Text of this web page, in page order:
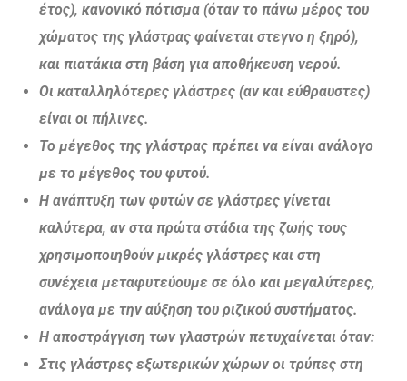
έτος), κανονικό πότισμα (όταν το πάνω μέρος του
χώματος της γλάστρας φαίνεται στεγνο η ξηρό),
και πιατάκια στη βάση για αποθήκευση νερού.
Οι καταλληλότερες γλάστρες (αν και εύθραυστες)
είναι οι πήλινες.
Το μέγεθος της γλάστρας πρέπει να είναι ανάλογο
με το μέγεθος του φυτού.
Η ανάπτυξη των φυτών σε γλάστρες γίνεται
καλύτερα, αν στα πρώτα στάδια της ζωής τους
χρησιμοποιηθούν μικρές γλάστρες και στη
συνέχεια μεταφυτεύουμε σε όλο και μεγαλύτερες,
ανάλογα με την αύξηση του ριζικού συστήματος.
Η αποστράγγιση των γλαστρών πετυχαίνεται όταν:
Στις γλάστρες εξωτερικών χώρων οι τρύπες στη